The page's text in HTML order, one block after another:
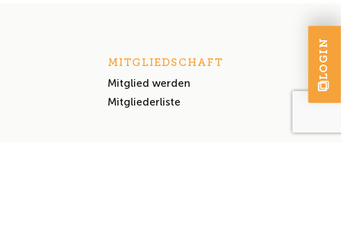
MITGLIEDSCHAFT
Mitglied werden
Mitgliederliste
LOGIN